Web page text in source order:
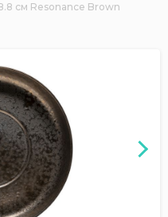
см Resonance Brown